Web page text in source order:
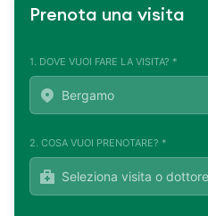
Prenota una visita
1. DOVE VUOI FARE LA VISITA? *
2. COSA VUOI PRENOTARE? *